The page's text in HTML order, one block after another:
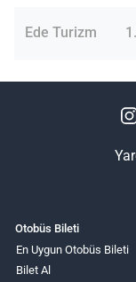
Ede Turizm
Otobüs Bileti
En Uygun Otobüs Bileti
Bilet Al